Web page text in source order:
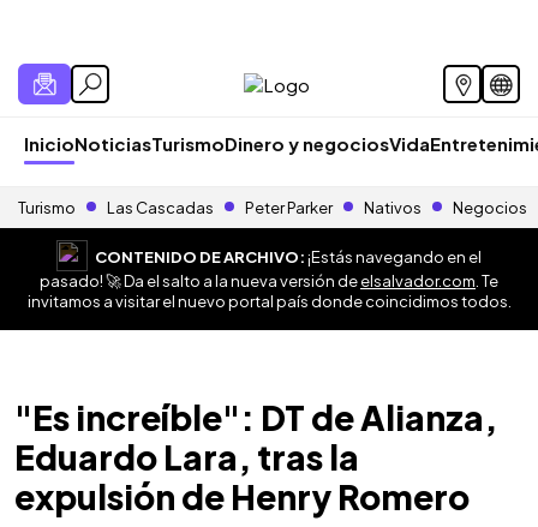
InicioNoticiasTurismoDinero y negociosVida
Turismo Las Cascadas Peter Parker Nativos Negocios
CONTENIDO DE ARCHIVO:¡Estás navegando en el
pasado! 🚀 Da el salto a la nueva versión deelsalvador.com . Te
invitamos a visitar el nuevo portal país donde coincidimos todos.
"Es increíble": DT de Alianza,
Eduardo Lara, tras la
expulsión de Henry Romero